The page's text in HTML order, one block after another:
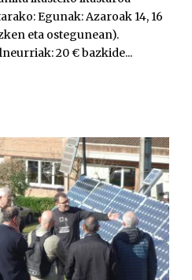
Egunak: Azaroak 14, 16
eta ostegunean).
20 € bazkide...